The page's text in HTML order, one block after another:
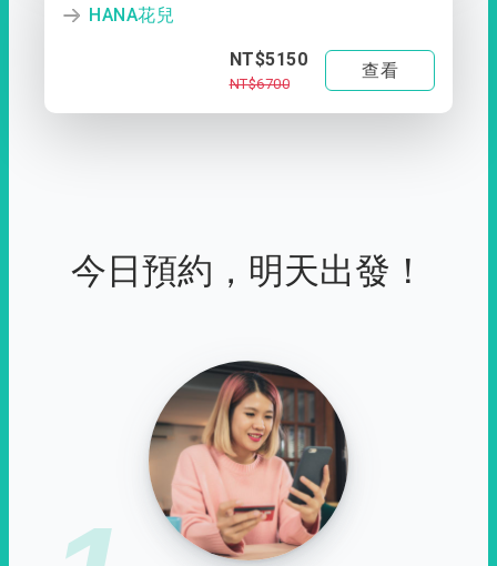
HANA花兒
NT$5150
NT$6700
查看
今日預約，明天出發！